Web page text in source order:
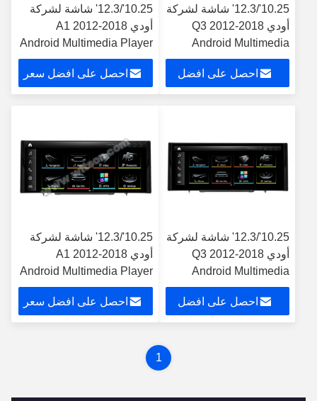
10.25'/12.3' شاشة لشركة
أودي Q3 2012-2018
Android Multimedia
Player
احصل على افضل
10.25'/12.3' شاشة لشركة
أودي A1 2012-2018
Android Multimedia Player
احصل على افضل سعر
10.25'/12.3' شاشة لشركة
أودي Q3 2012-2018
Android Multimedia
Player
احصل على افضل
10.25'/12.3' شاشة لشركة
أودي A1 2012-2018
Android Multimedia Player
احصل على افضل سعر
1